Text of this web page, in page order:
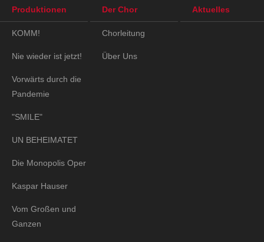
Produktionen
KOMM!
Nie wieder ist jetzt!
Vorwärts durch die
Pandemie
"SMILE"
UN BEHEIMATET
Die Monopolis Oper
Kaspar Hauser
Vom Großen und
Ganzen
Der Chor
Chorleitung
Über Uns
Aktuelles